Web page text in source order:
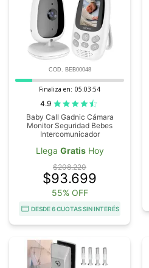
COD. BEB00048
Finaliza en: 05:03:54
4.9
Baby Call Gadnic Cámara
Monitor Seguridad Bebes
Intercomunicador
Llega GratisHoy
$208.220
$93.699
55% OFF
DESDE 6 CUOTAS SIN INTERÉS